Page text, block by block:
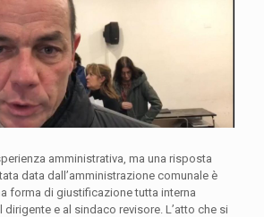
amministrativa, ma una risposta
data dall’amministrazione comunale è
forma di giustificazione tutta interna
dirigente e al sindaco revisore. L’atto che si